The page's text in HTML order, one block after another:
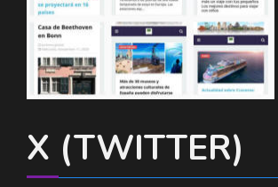
X (TWITTER)